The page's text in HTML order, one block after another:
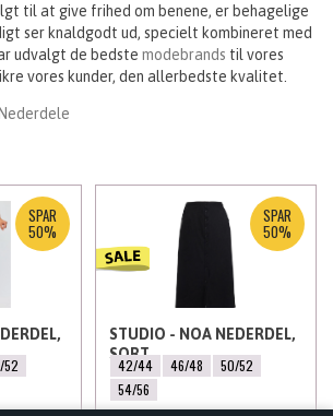
til at give frihed om benene, er behagelige
ser knaldgodt ud, specielt kombineret med
udvalgt de bedste modebrands til vores
vores kunder, den allerbedste kvalitet.
Nederdele
SPAR
50%
52
SPAR
50%
STUDIO - NOA NEDERDEL,
SORT
42/44 46/48
50/52
54/56